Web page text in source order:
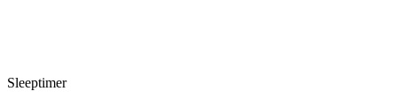
Sleeptimer